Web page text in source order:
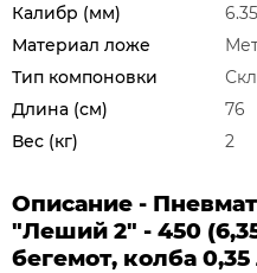
Калибр (мм)
6.35
Материал ложе
Тип компоновки
Длина (см)
76
Вес (кг)
2
Описание -
"Леший 2" - 450
бегемот, колба 0,35